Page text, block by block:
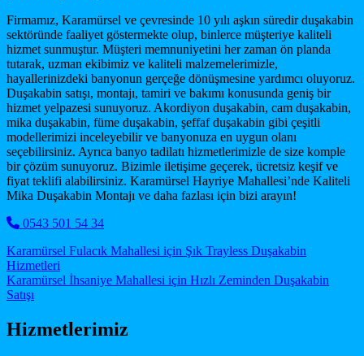
Firmamız, Karamürsel ve çevresinde 10 yılı aşkın süredir duşakabin
sektöründe faaliyet göstermekte olup, binlerce müşteriye kaliteli
hizmet sunmuştur. Müşteri memnuniyetini her zaman ön planda
tutarak, uzman ekibimiz ve kaliteli malzemelerimizle,
hayallerinizdeki banyonun gerçeğe dönüşmesine yardımcı oluyoruz.
Duşakabin satışı, montajı, tamiri ve bakımı konusunda geniş bir
hizmet yelpazesi sunuyoruz. Akordiyon duşakabin, cam duşakabin,
mika duşakabin, füme duşakabin, şeffaf duşakabin gibi çeşitli
modellerimizi inceleyebilir ve banyonuza en uygun olanı
seçebilirsiniz. Ayrıca banyo tadilatı hizmetlerimizle de size komple
bir çözüm sunuyoruz. Bizimle iletişime geçerek, ücretsiz keşif ve
fiyat teklifi alabilirsiniz. Karamürsel Hayriye Mahallesi’nde Kaliteli
Mika Duşakabin Montajı ve daha fazlası için bizi arayın!
0543 501 54 34
Post navigation
Karamürsel Fulacık Mahallesi için Şık Trayless Duşakabin
Hizmetleri
Karamürsel İhsaniye Mahallesi için Hızlı Zeminden Duşakabin
Satışı
Hizmetlerimiz